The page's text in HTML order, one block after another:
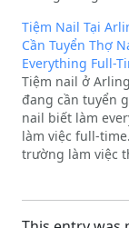
Pham 626-267-
Công ty
Mattress LLC. Tên
Americanstar
LLCĐịa chỉ: 401
Dr, Waco, TX,
Tiệm Nail Tại
Cần Tuyển Thợ
Everything Full-
Tiệm nail ở
đang cần tuyển
nail biết làm
làm việc full-
trường làm việc